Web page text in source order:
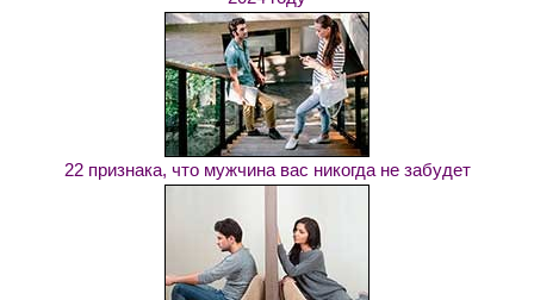
22 признака, что мужчина вас никогда не забудет